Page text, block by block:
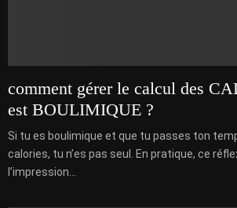
comment gérer le calcul des
est BOULIMIQUE ?
Si tu es boulimique et que tu passes ton
calories, tu n’es pas seul. En pratique, ce
l’impression...